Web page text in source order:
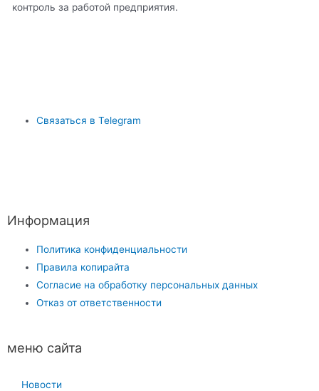
контроль за работой предприятия.
Связаться в Telegram
Информация
Политика конфиденциальности
Правила копирайта
Согласие на обработку персональных данных
Отказ от ответственности
меню сайта
Новости